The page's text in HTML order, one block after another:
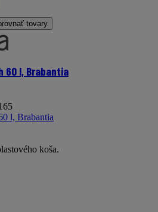
tovary
60 l, Brabantia
l, Brabantia
koša.